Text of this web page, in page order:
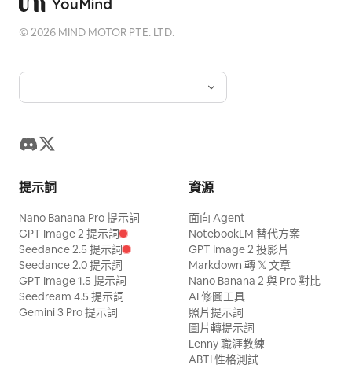
©2026 MIND MOTOR PTE. LTD.
提示詞
Nano Banana Pro 提示詞
GPT Image 2 提示詞
Seedance 2.5 提示詞
Seedance 2.0 提示詞
GPT Image 1.5 提示詞
Seedream 4.5 提示詞
Gemini 3 Pro 提示詞
資源
面向 Agent
NotebookLM 替代方案
GPT Image 2 投影片
Markdown 轉 𝕏 文章
Nano Banana 2 與 Pro 對比
AI 修圖工具
照片提示詞
圖片轉提示詞
Lenny 職涯教練
ABTI 性格測試